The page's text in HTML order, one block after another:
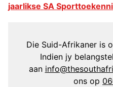
jaarlikse SA
Die Suid-Afrikaner is
Indien jy
aan
ons op